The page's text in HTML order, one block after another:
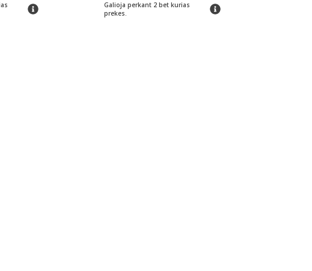
patarimas
Galioja perkant 2 bet kurias
prekes.
patarimas